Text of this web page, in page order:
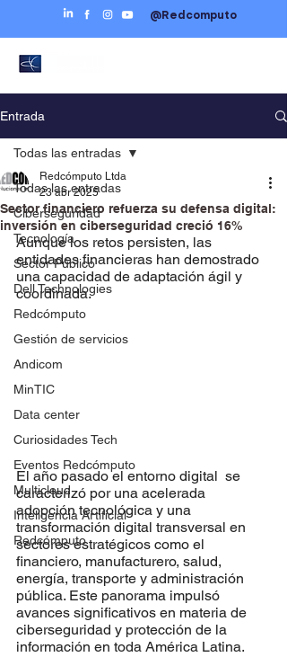
@Redcomputo
Entrada
Todas las entradas
Ciberseguridad
Tecnología
Sector Público
Dell Technologies
Redcómputo
Gestión de servicios
Andicom
MinTIC
Data center
Curiosidades Tech
Eventos Redcómputo
Multicloud
Inteligencia Artificial
Redcómputo
Todas las entradas
Sector financiero refuerza su defensa digital:
inversión en ciberseguridad creció 16%
Redcómputo Ltda
23 abr 2025
Aunque los retos persisten, las
entidades financieras han demostrado
una capacidad de adaptación ágil y
coordinada.
El año pasado el entorno digital  se
caracterizó por una acelerada
adopción tecnológica y una
transformación digital transversal en
sectores estratégicos como el
financiero, manufacturero, salud,
energía, transporte y administración
pública. Este panorama impulsó
avances significativos en materia de
ciberseguridad y protección de la
información en toda América Latina.